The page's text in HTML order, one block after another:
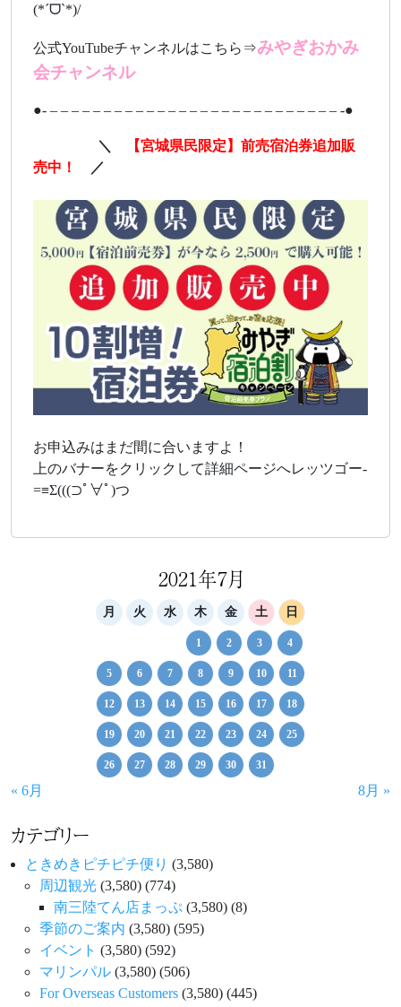
(*ˊᗜˋ*)/
公式YouTubeチャンネルはこちら⇒みやぎおかみ
会チャンネル
●- – – – – – – – – – – – – – – – – – – – – – – – – – – – -●
＼
【宮城県民限定】前売宿泊券追加販
売中！
／
お申込みはまだ間に合いますよ！
上のバナーをクリックして詳細ページへレッツゴー-
=≡Σ(((⊃ﾟ∀ﾟ)つ
2021年7月
月 火 水 木 金 土 日
1 2 3 4
5 6 7 8 9 10 11
12 13 14 15 16 17 18
19 20 21 22 23 24 25
26 27 28 29 30 31
« 6月 8月 »
カテゴリー
ときめきピチピチ便り (3,580)
周辺観光 (3,580) (774)
南三陸てん店まっぷ (3,580) (8)
季節のご案内 (3,580) (595)
イベント (3,580) (592)
マリンパル (3,580) (506)
For Overseas Customers (3,580) (445)